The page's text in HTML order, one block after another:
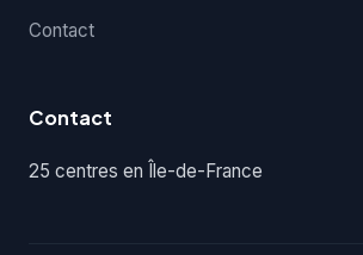
Contact
Contact
25 centres en Île-de-France